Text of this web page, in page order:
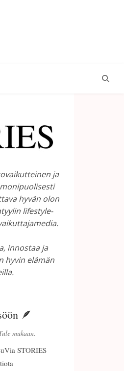
ja
hyvän olon
lifestyle-
innostaa ja
hyvin elämän
🪶
mukaan.
STORIES